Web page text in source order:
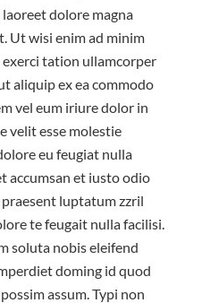
dolore magna
Ut wisi enim ad minim
tation ullamcorper
aliquip ex ea commodo
vel eum iriure dolor in
velit esse molestie
eu feugiat nulla
accumsan et iusto odio
luptatum zzril
te feugait nulla facilisi.
soluta nobis eleifend
doming id quod
assum. Typi non